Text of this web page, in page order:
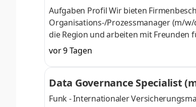
Aufgaben Profil Wir bieten
Organisations-/Prozessmanager (m/
die Region und arbeiten mit Freunden
aller Geschlechter und Generationen
Kundenberatung oder in anderen
großen Wert auf Vielfalt,
uns als Genossenschaftsbank die
vor 9 Tagen
Data Governance Specialist
Funk - Internationaler